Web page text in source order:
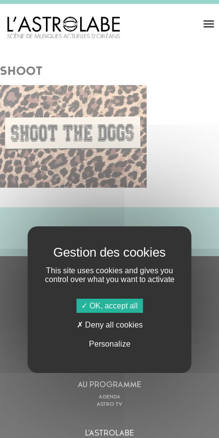
Toggle
shoot
S'ABONNER À LA NEWSLETTER
AU PROGRAMME
AGENDA
ASTRO TV
L’ASTROLABE
This site uses cookies and gives you
control over what you want to activate
OK, accept all
Deny all cookies
Personalize